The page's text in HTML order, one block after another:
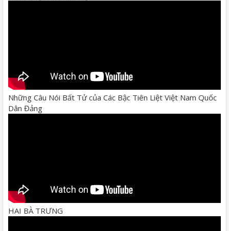
Những Câu Nói Bất Tử của Các Bậc Tiên Liệt Việt Nam Quốc
Dân Đảng
HAI BÀ TRƯNG